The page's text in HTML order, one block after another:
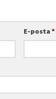
E-posta*